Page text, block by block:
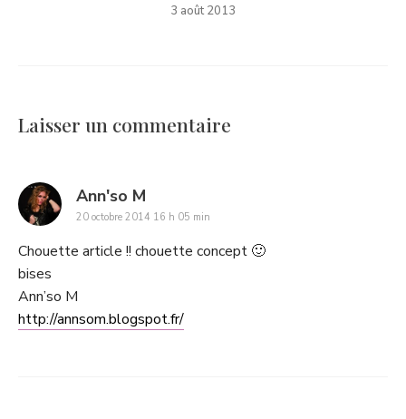
3 août 2013
Laisser un commentaire
Ann'so M
20 octobre 2014 16 h 05 min
Chouette article !! chouette concept 🙂
bises
Ann’so M
http://annsom.blogspot.fr/